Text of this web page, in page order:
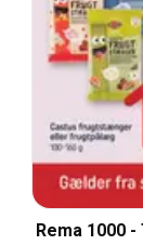
Rema 1000